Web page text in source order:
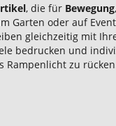
, die für Bewegung,
Garten oder auf
gleichzeitig mit
bedrucken und
Rampenlicht zu